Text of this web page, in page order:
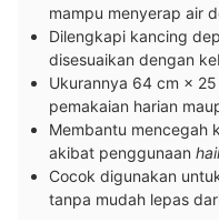
mampu menyerap air
Dilengkapi kancing
disesuaikan dengan
Ukurannya 64 cm ×
pemakaian harian
Membantu mencegah
akibat penggunaan
Cocok digunakan
tanpa mudah lepas